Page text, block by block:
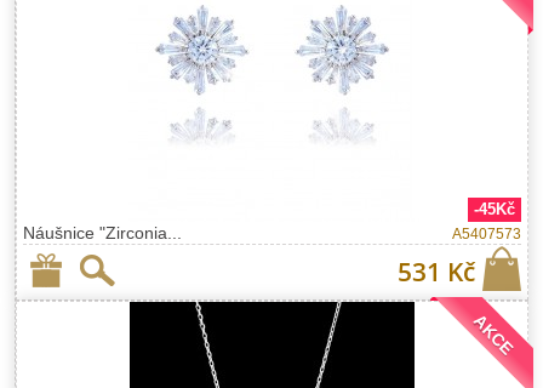
Náušnice "Zirconia...
-45Kč
A5407573
531 Kč
AKCE